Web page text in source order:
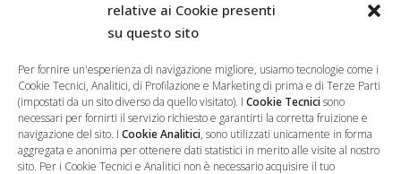
relative ai Cookie presenti
su questo sito
Per fornire un'esperienza di navigazione migliore, usiamo tecnologie come i
Cookie Tecnici, Analitici, di Profilazione e Marketing di prima e di Terze Parti
(impostati da un sito diverso da quello visitato). I Cookie Tecnicisono
necessari per fornirti il servizio richiesto e garantirti la corretta fruizione e
navigazione del sito. I Cookie Analitici, sono utilizzati unicamente in forma
aggregata e anonima per ottenere dati statistici in merito alle visite al nostro
sito. Per i Cookie Tecnici e Analitici non è necessario acquisire il tuo
Salva il mio nome, email e sito web in questo browser per la
prossima volta che commento.